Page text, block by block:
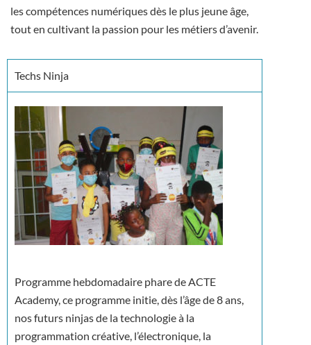
les compétences numériques dès le plus jeune âge,
tout en cultivant la passion pour les métiers d’avenir.
Techs Ninja
Programme hebdomadaire phare de ACTE
Academy, ce programme initie, dès l’âge de 8 ans,
nos futurs ninjas de la technologie à la
programmation créative, l’électronique, la